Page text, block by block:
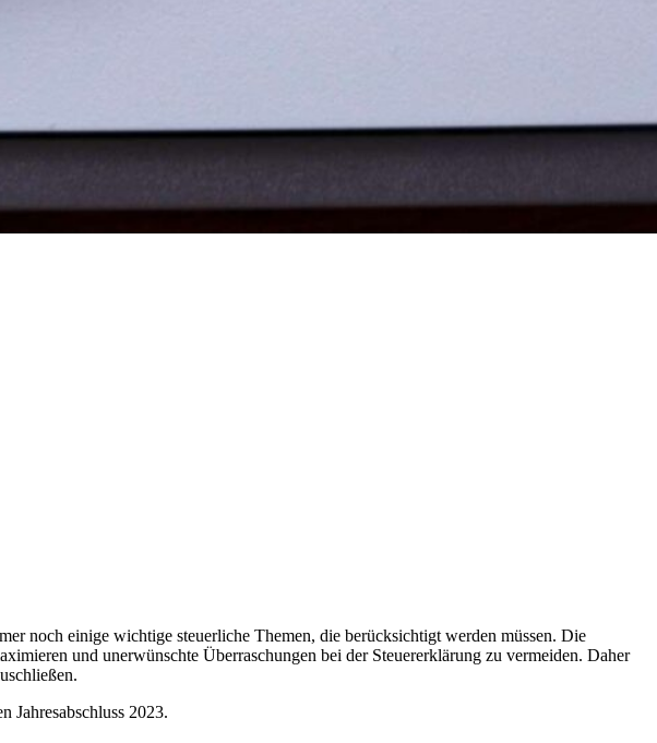
noch einige wichtige steuerliche Themen, die berücksichtigt werden müssen. Die
und unerwünschte Überraschungen bei der Steuererklärung zu vermeiden. Daher
Jahresabschluss 2023.